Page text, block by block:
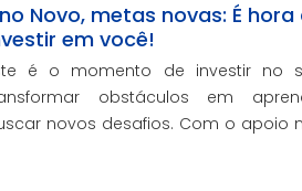
Novo, metas novas: É hora
em você!
é o momento de investir no
obstáculos em
novos desafios. Com o apoio